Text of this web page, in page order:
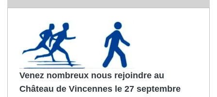
Venez nombreux nous rejoindre au
Château de Vincennes le 27 septembre